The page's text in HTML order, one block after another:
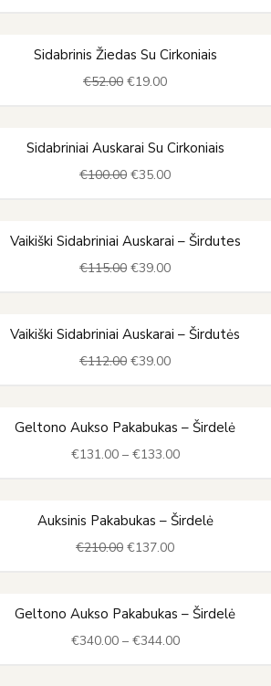
Sidabrinis Žiedas Su Cirkoniais
€52.00 was:
€19.00is:
Sidabriniai Auskarai Su Cirkoniais
€100.00 was:
€35.00is:
Vaikiški Sidabriniai Auskarai – Širdutes
€115.00 was:
€39.00
Current
price
is:
Vaikiški Sidabriniai Auskarai – Širdutės
€112.00 was:
€39.00
Current
price
is:
Geltono Aukso Pakabukas – Širdelė
€131.00 – €133.00
Price
range:
€131.00
Auksinis Pakabukas – Širdelė
€210.00 was:
€137.00
Current
price
is:
Geltono Aukso Pakabukas – Širdelė
€340.00 – €344.00
Price
range:
€340.00